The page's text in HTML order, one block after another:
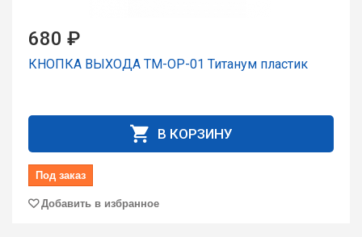
680 ₽
КНОПКА ВЫХОДА TM-OP-01 Титанум пластик
В КОРЗИНУ
Под заказ
Добавить в избранное